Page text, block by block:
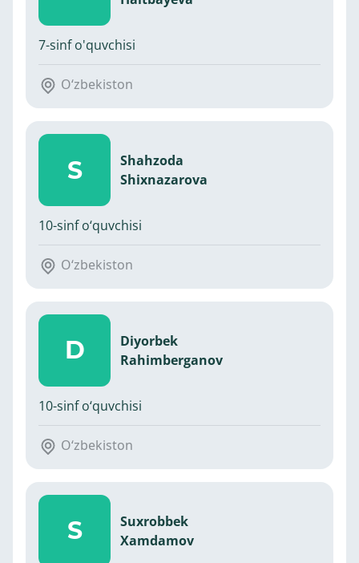
7-sinf o'quvchisi
O‘zbekiston
S
Shahzoda
Shixnazarova
10-sinf o‘quvchisi
O‘zbekiston
D
Diyorbek
Rahimberganov
10-sinf o‘quvchisi
O‘zbekiston
S
Suxrobbek
Xamdamov